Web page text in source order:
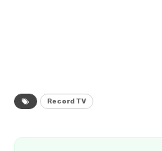
Record TV